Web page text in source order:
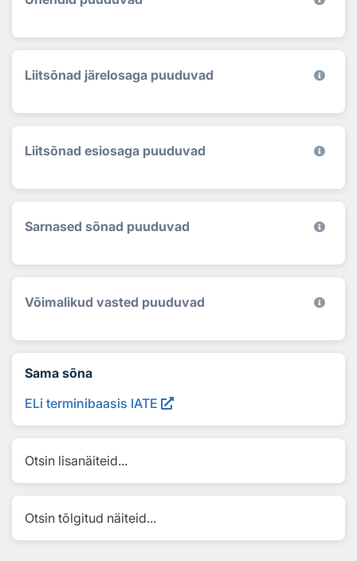
Liitsõnad järelosaga puuduvad
Liitsõnad esiosaga puuduvad
Sarnased sõnad puuduvad
Võimalikud vasted puuduvad
Sama sõna
ELi terminibaasis IATE
Otsin lisanäiteid...
Otsin tõlgitud näiteid...